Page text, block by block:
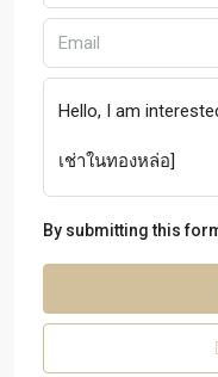
By submitting this